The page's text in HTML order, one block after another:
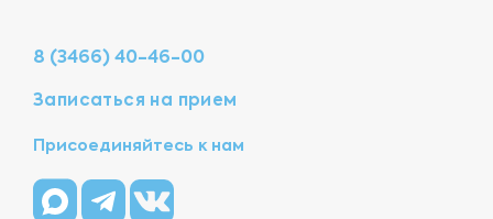
8 (3466) 40-46-00
Записаться на прием
Присоединяйтесь к нам